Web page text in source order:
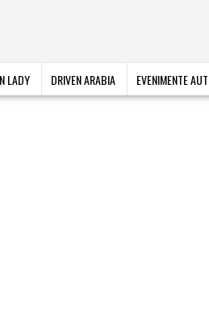
LADY DRIVEN ARABIA EVENIMENTE